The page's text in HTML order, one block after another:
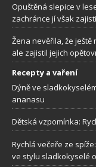
Opuštěná slepice v
zachránce jí však
Žena nevěřila, že
ale zajistil jejich
Recepty a vaření
Dýně ve
ananasu
Dětská vzpomínka:
Rychlá večeře ze
ve stylu sladkokyselé